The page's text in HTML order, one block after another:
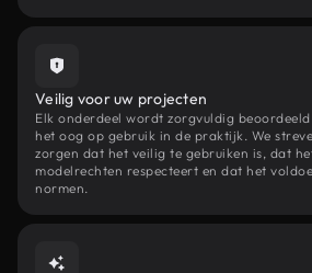
Veilig voor uw projecten
Elk onderdeel wordt zorgvuldig
het oog op gebruik in de praktijk. We
zorgen dat het veilig te gebruiken is, dat
modelrechten respecteert en dat het
normen.